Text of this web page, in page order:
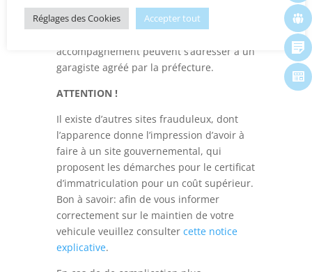
UNIQUEMENT sur ce site ! Les personnes
accompagnement peuvent s’adresser à un
garagiste agréé par la préfecture.
ATTENTION !
Il existe d’autres sites frauduleux, dont
l’apparence donne l’impression d’avoir à
faire à un site gouvernemental, qui
proposent les démarches pour le certificat
d’immatriculation pour un coût supérieur.
Bon à savoir: afin de vous informer
correctement sur le maintien de votre
vehicule veuillez consulter cette notice
explicative.
Réglages des Cookies Accepter tout